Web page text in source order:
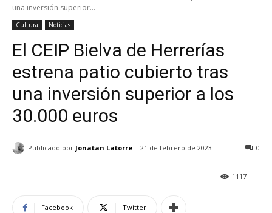
una inversión superior...
Cultura Noticias
El CEIP Bielva de Herrerías
estrena patio cubierto tras
una inversión superior a los
30.000 euros
Publicado por Jonatan Latorre 21 de febrero de 2023 0
1117
Facebook Twitter